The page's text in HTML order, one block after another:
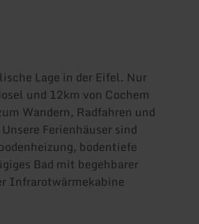
Lage in der Eifel. Nur
und 12km von Cochem
Wandern, Radfahren und
Ferienhäuser sind
bodentiefe
Bad mit begehbarer
Infrarotwärmekabine